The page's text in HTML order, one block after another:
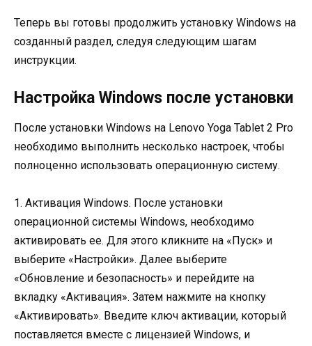
Теперь вы готовы продолжить установку Windows на
созданный раздел, следуя следующим шагам
инструкции.
Настройка Windows после установки
После установки Windows на Lenovo Yoga Tablet 2 Pro
необходимо выполнить несколько настроек, чтобы
полноценно использовать операционную систему.
1. Активация Windows. После установки
операционной системы Windows, необходимо
активировать ее. Для этого кликните на «Пуск» и
выберите «Настройки». Далее выберите
«Обновление и безопасность» и перейдите на
вкладку «Активация». Затем нажмите на кнопку
«Активировать». Введите ключ активации, который
поставляется вместе с лицензией Windows, и